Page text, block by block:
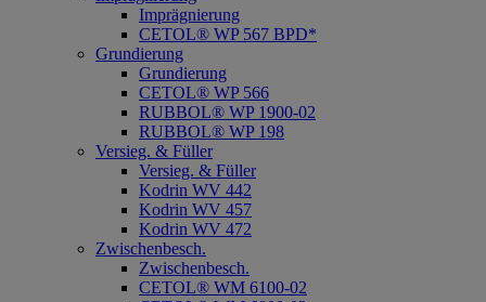
Imprägnierung
CETOL® WP 567 BPD*
Grundierung
Grundierung
CETOL® WP 566
RUBBOL® WP 1900-02
RUBBOL® WP 198
Versieg. & Füller
Versieg. & Füller
Kodrin WV 442
Kodrin WV 457
Kodrin WV 472
Zwischenbesch.
Zwischenbesch.
CETOL® WM 6100-02